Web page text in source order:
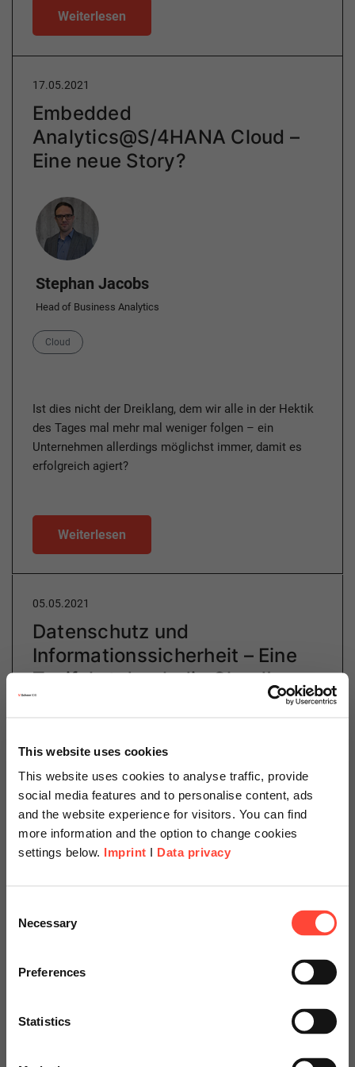
This website uses cookies
This website uses cookies to analyse traffic, provide
social media features and to personalise content, ads
and the website experience for visitors. You can find
more information and the option to change cookies
settings below. Imprint I Data privacy
Selection
Necessary
Preferences
Statistics
Weiterlesen
17.05.2021
Embedded
Analytics@S/4HANA Cloud –
Eine neue Story?
Author
Stephan Jacobs
Head of Business Analytics
Category
Cloud
Ist dies nicht der Dreiklang, dem wir alle in der Hektik
des Tages mal mehr mal weniger folgen – ein
Unternehmen allerdings möglichst immer, damit es
erfolgreich agiert?
Weiterlesen
05.05.2021
Datenschutz und
Informationssicherheit – Eine
Taxifahrt durch die Cloud!
Daniel Schillinger
Category
Cloud
Wie schon in meinem ersten Blogbeitrag beleuchtet,
übergeordnete Rolle, bei der Nutzung von Cloud
Computing. Die Einhaltung von Datenschutz und der…
specially adapted offers and